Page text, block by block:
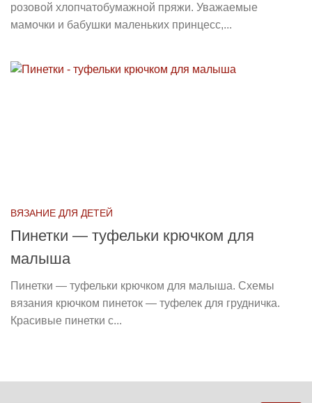
розовой хлопчатобумажной пряжи. Уважаемые
мамочки и бабушки маленьких принцесс,...
ВЯЗАНИЕ ДЛЯ ДЕТЕЙ
Пинетки — туфельки крючком для
малыша
Пинетки — туфельки крючком для малыша. Схемы
вязания крючком пинеток — туфелек для грудничка.
Красивые пинетки с...